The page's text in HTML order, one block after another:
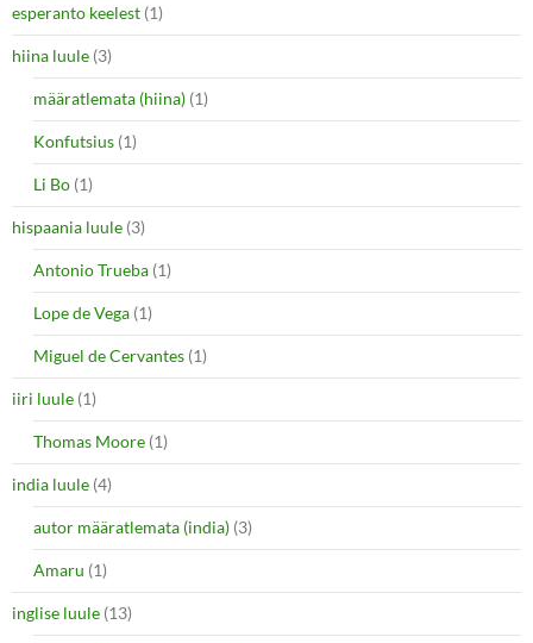
esperanto keelest (1)
hiina luule (3)
määratlemata (hiina) (1)
Konfutsius (1)
Li Bo (1)
hispaania luule (3)
Antonio Trueba (1)
Lope de Vega (1)
Miguel de Cervantes (1)
iiri luule (1)
Thomas Moore (1)
india luule (4)
autor määratlemata (india) (3)
Amaru (1)
inglise luule (13)